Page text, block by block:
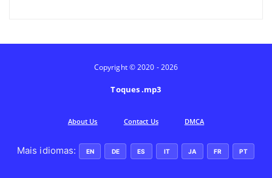
Copyright © 2020 - 2026
Toques .mp3
Аbout Us Contact Us DMCA
Mais idiomas: EN DE ES IT JA FR PT